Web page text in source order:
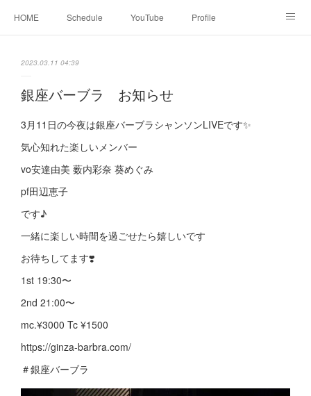
HOME Schedule YouTube Profile
2023.03.11 04:39
銀座バーブラ お知らせ
3月11日の今夜は銀座バーブラシャンソンLIVEです✨
気心知れた楽しいメンバー
vo安達由美 薮内彩奈 葵めぐみ
pf田辺恵子
です♪
一緒に楽しい時間を過ごせたら嬉しいです
お待ちしてます❣️
1st 19:30〜
2nd 21:00〜
mc.¥3000 Tc ¥1500
https://ginza-barbra.com/
＃銀座バーブラ